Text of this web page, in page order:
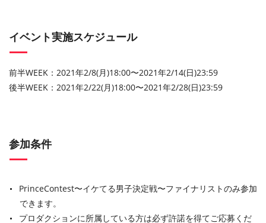
イベント実施スケジュール
前半WEEK：2021年2/8(月)18:00〜2021年2/14(日)23:59
後半WEEK：2021年2/22(月)18:00〜2021年2/28(日)23:59
参加条件
PrinceContest〜イケてる男子決定戦〜ファイナリストのみ参加
できます。
プロダクションに所属している方は必ず許諾を得てご応募くだ